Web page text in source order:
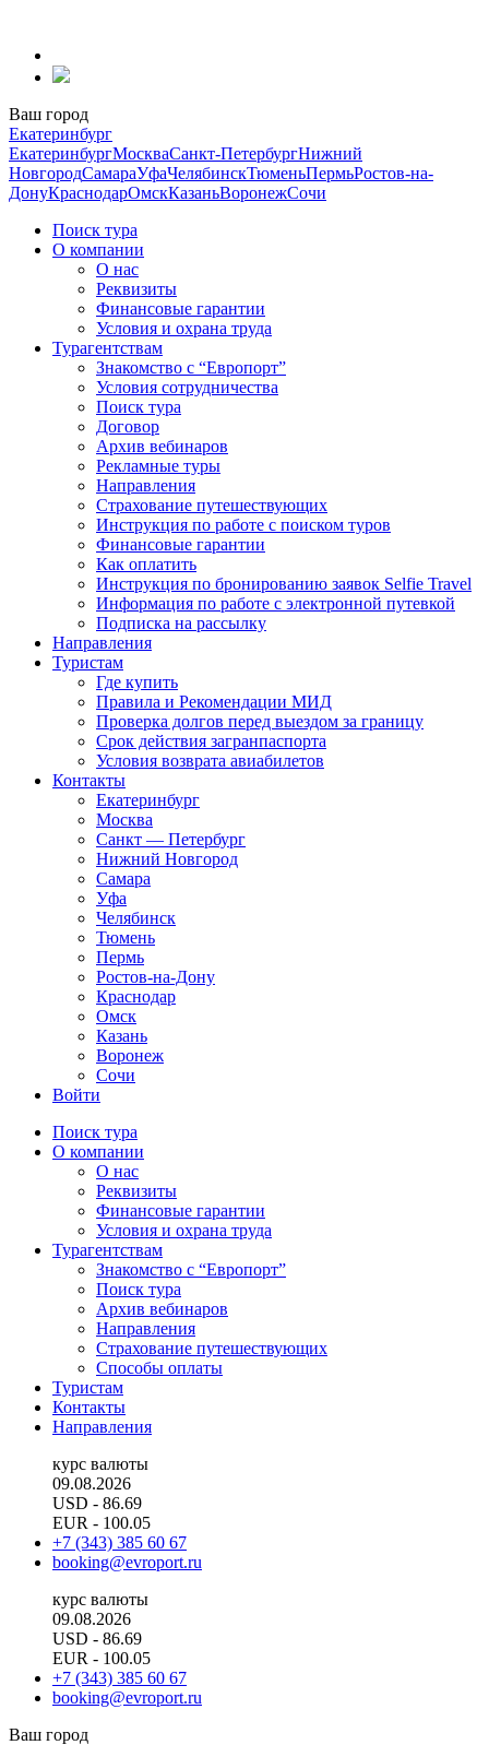
содержанию
Ваш город
Екатеринбург
ЕкатеринбургМоскваСанкт-ПетербургНижний
НовгородСамараУфаЧелябинскТюменьПермьРостов-на-
ДонуКраснодарОмскКазаньВоронежСочи
Поиск тура
О компании
О нас
Реквизиты
Финансовые гарантии
Условия и охрана труда
Турагентствам
Знакомство с “Европорт”
Условия сотрудничества
Поиск тура
Договор
Архив вебинаров
Рекламные туры
Направления
Страхование путешествующих
Инструкция по работе с поиском туров
Финансовые гарантии
Как оплатить
Инструкция по бронированию заявок Selfie Travel
Информация по работе с электронной путевкой
Подписка на рассылку
Направления
Туристам
Где купить
Правила и Рекомендации МИД
Проверка долгов перед выездом за границу
Срок действия загранпаспорта
Условия возврата авиабилетов
Контакты
Екатеринбург
Москва
Санкт — Петербург
Нижний Новгород
Самара
Уфа
Челябинск
Тюмень
Пермь
Ростов-на-Дону
Краснодар
Омск
Казань
Воронеж
Сочи
Войти
Поиск тура
О компании
О нас
Реквизиты
Финансовые гарантии
Условия и охрана труда
Турагентствам
Знакомство с “Европорт”
Поиск тура
Архив вебинаров
Направления
Страхование путешествующих
Способы оплаты
Туристам
Контакты
Направления
курс валюты
09.08.2026
USD - 86.69
EUR - 100.05
+7 (343) 385 60 67
booking@evroport.ru
курс валюты
09.08.2026
USD - 86.69
EUR - 100.05
+7 (343) 385 60 67
booking@evroport.ru
Ваш город